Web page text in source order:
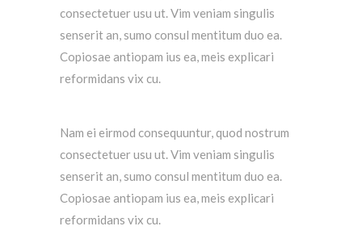
consectetuer usu ut. Vim veniam singulis
senserit an, sumo consul mentitum duo ea.
Copiosae antiopam ius ea, meis explicari
reformidans vix cu.
Nam ei eirmod consequuntur, quod nostrum
consectetuer usu ut. Vim veniam singulis
senserit an, sumo consul mentitum duo ea.
Copiosae antiopam ius ea, meis explicari
reformidans vix cu.